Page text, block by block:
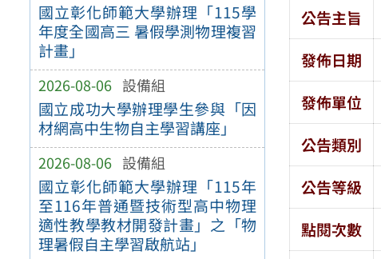
國立彰化師範大學辦理「115學
年度全國高三 暑假學測物理複習
計畫」
2026-08-06 設備組
國立成功大學辦理學生參與「因
材網高中生物自主學習講座」
2026-08-06 設備組
國立彰化師範大學辦理「115年
至116年普通暨技術型高中物理
適性教學教材開發計畫」之「物
理暑假自主學習啟航站」
公告主旨
發佈日期
發佈單位
公告類別
公告等級
點閱次數